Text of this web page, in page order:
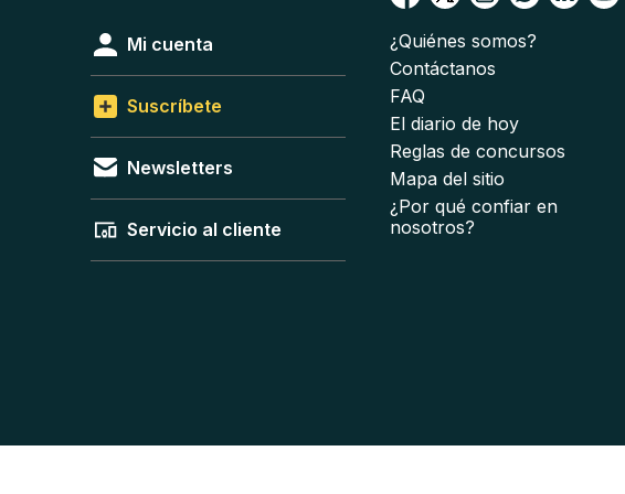
Mi cuenta
Suscríbete
Newsletters
Servicio al cliente
¿Quiénes somos?
Contáctanos
FAQ
El diario de hoy
Reglas de concursos
Mapa del sitio
¿Por qué confiar en
nosotros?